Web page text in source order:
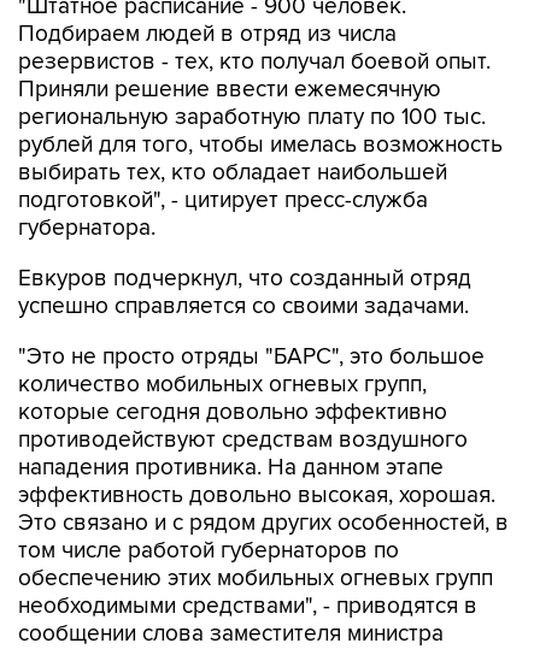
"Штатное расписание - 900 человек.
Подбираем людей в отряд из числа
резервистов - тех, кто получал боевой опыт.
Приняли решение ввести ежемесячную
региональную заработную плату по 100 тыс.
рублей для того, чтобы имелась возможность
выбирать тех, кто обладает наибольшей
подготовкой", - цитирует пресс-служба
губернатора.
Евкуров подчеркнул, что созданный отряд
успешно справляется со своими задачами.
"Это не просто отряды "БАРС", это большое
количество мобильных огневых групп,
которые сегодня довольно эффективно
противодействуют средствам воздушного
нападения противника. На данном этапе
эффективность довольно высокая, хорошая.
Это связано и с рядом других особенностей, в
том числе работой губернаторов по
обеспечению этих мобильных огневых групп
необходимыми средствами", - приводятся в
сообщении слова заместителя министра